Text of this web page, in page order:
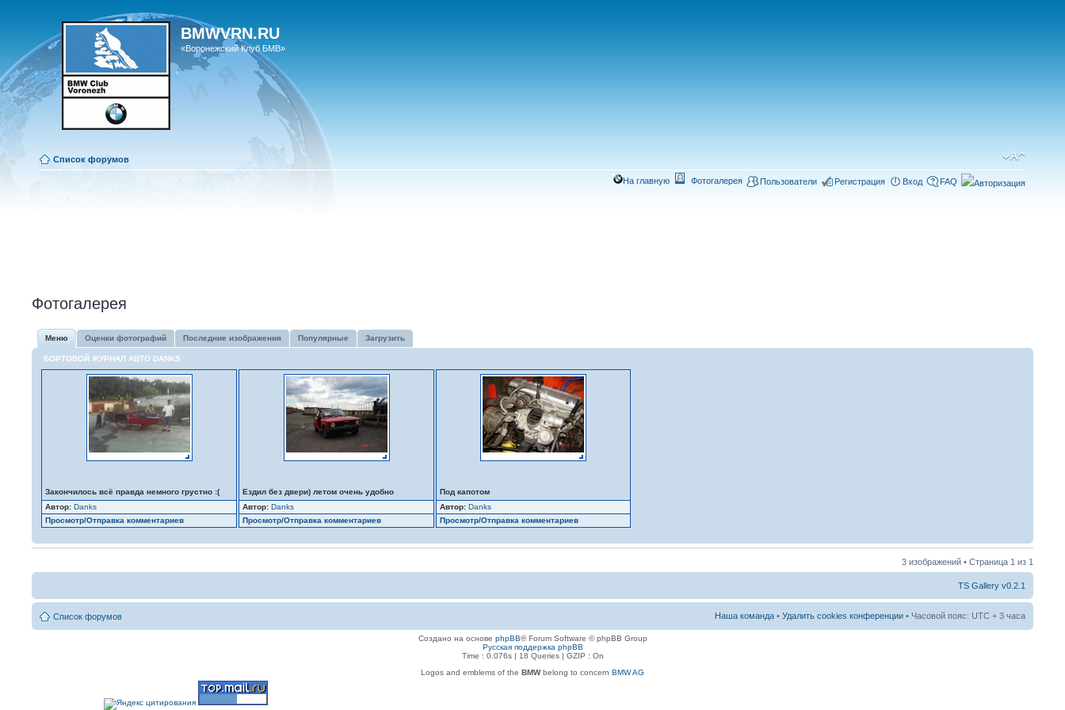
BMWVRN.RU
«Воронежский Клуб БМВ»
Список форумов
На главную Фотогалерея Пользователи Регистрация Вход FAQ
Фотогалерея
Меню Оценки фотографий Последние изображения Популярные Загрузить
БОРТОВОЙ ЖУРНАЛ АВТО DANKS
Закончилось всё правда немного грустно :(
Автор: Danks
Просмотр/Отправка комментариев
Ездил без двери) летом очень удобно
Автор: Danks
Просмотр/Отправка комментариев
Под капотом
Автор: Danks
Просмотр/Отправка комментариев
3 изображений • Страница 1 из 1
TS Gallery v0.2.1
Список форумов Наша команда • Удалить cookies конференции • Часовой пояс: UTC + 3 часа
Создано на основе phpBB® Forum Software © phpBB Group
Русская поддержка phpBB
Time : 0.076s | 18 Queries | GZIP : On
Logos and emblems of the BMWbelong to concern BMW AG